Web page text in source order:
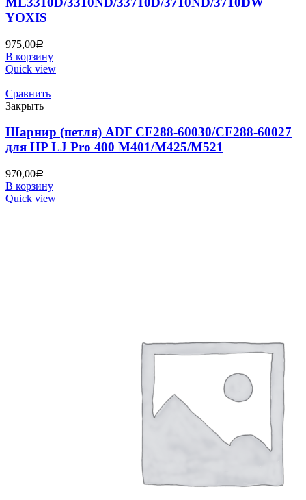
YOXIS
975,00Р
В корзину
Quick view
Сравнить
Закрыть
Шарнир (петля) ADF CF288-60030/CF288-60027
для HP LJ Pro 400 M401/M425/M521
970,00Р
В корзину
Quick view